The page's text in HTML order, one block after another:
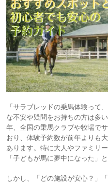
「サラブレッドの乗馬体験って
な不安や疑問をお持ちの方は多
年、全国の乗馬クラブや牧場で
おり、体験予約数が前年よりも
あります。特に大人やファミリ
「子どもが馬に夢中になった」
しかし、「どの施設が安心？」